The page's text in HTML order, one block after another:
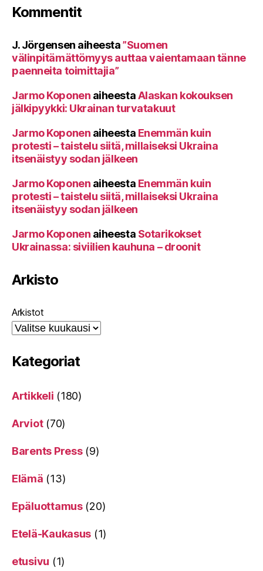
Kommentit
J. Jörgensen aiheesta”Suomen
välinpitämättömyys auttaa vaientamaan tänne
paenneita toimittajia”
Jarmo Koponen aiheestaAlaskan kokouksen
jälkipyykki: Ukrainan turvatakuut
Jarmo Koponen aiheesta Enemmän kuin
protesti – taistelu siitä, millaiseksi Ukraina
itsenäistyy sodan jälkeen
Jarmo Koponen aiheesta Enemmän kuin
protesti – taistelu siitä, millaiseksi Ukraina
itsenäistyy sodan jälkeen
Jarmo Koponen aiheesta Sotarikokset
Ukrainassa: siviilien kauhuna – droonit
Arkisto
Arkistot
Kategoriat
Artikkeli (180)
Arviot(70)
Barents Press(9)
Elämä (13)
Epäluottamus(20)
Etelä-Kaukasus (1)
etusivu (1)